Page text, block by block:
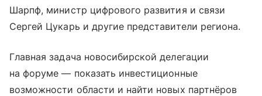
Шарпф, министр цифрового развития и связи
Сергей Цукарь и другие представители региона.
Главная задача новосибирской делегации
на форуме — показать инвестиционные
возможности области и найти новых партнёров